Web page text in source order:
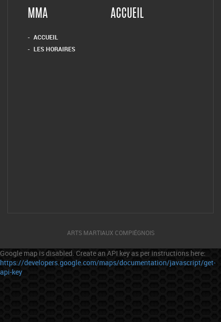
MMA
ACCUEIL
LES HORAIRES
ACCUEIL
ARTS MARTIAUX COMPIÉGNOIS
Google map is disabled. Create an API key as per instructions here:
https://developers.google.com/maps/documentation/javascript/get-
api-key